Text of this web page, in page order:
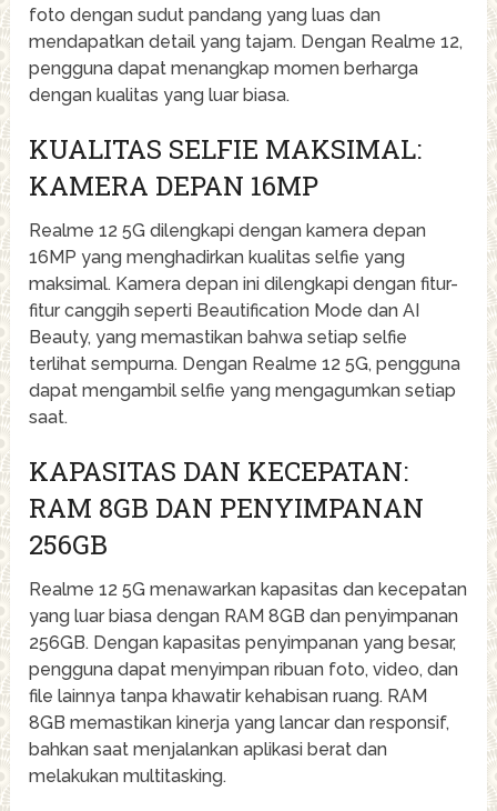
foto dengan sudut pandang yang luas dan
mendapatkan detail yang tajam. Dengan Realme 12,
pengguna dapat menangkap momen berharga
dengan kualitas yang luar biasa.
KUALITAS SELFIE MAKSIMAL:
KAMERA DEPAN 16MP
Realme 12 5G dilengkapi dengan kamera depan
16MP yang menghadirkan kualitas selfie yang
maksimal. Kamera depan ini dilengkapi dengan fitur-
fitur canggih seperti Beautification Mode dan AI
Beauty, yang memastikan bahwa setiap selfie
terlihat sempurna. Dengan Realme 12 5G, pengguna
dapat mengambil selfie yang mengagumkan setiap
saat.
KAPASITAS DAN KECEPATAN:
RAM 8GB DAN PENYIMPANAN
256GB
Realme 12 5G menawarkan kapasitas dan kecepatan
yang luar biasa dengan RAM 8GB dan penyimpanan
256GB. Dengan kapasitas penyimpanan yang besar,
pengguna dapat menyimpan ribuan foto, video, dan
file lainnya tanpa khawatir kehabisan ruang. RAM
8GB memastikan kinerja yang lancar dan responsif,
bahkan saat menjalankan aplikasi berat dan
melakukan multitasking.